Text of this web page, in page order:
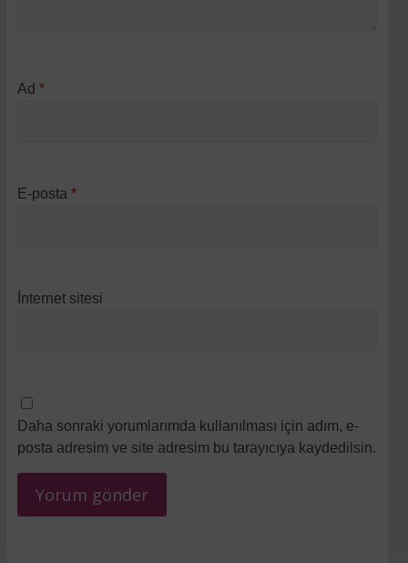
Ad*
E-posta*
İnternet sitesi
Daha sonraki yorumlarımda kullanılması için adım, e-
posta adresim ve site adresim bu tarayıcıya kaydedilsin.